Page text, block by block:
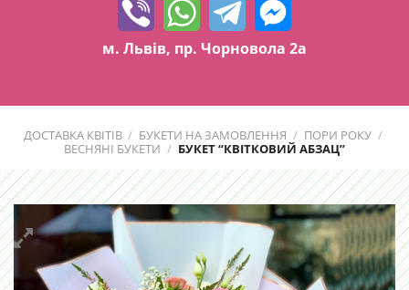
м. Львів, пр. Чорновола 2а
ДОСТАВКА КВІТІВ / БУКЕТИ НА ЗАМОВЛЕННЯ / ПОРИ РОКУ /
ВЕСНЯНІ БУКЕТИ / БУКЕТ “КВІТКОВИЙ АБЗАЦ”